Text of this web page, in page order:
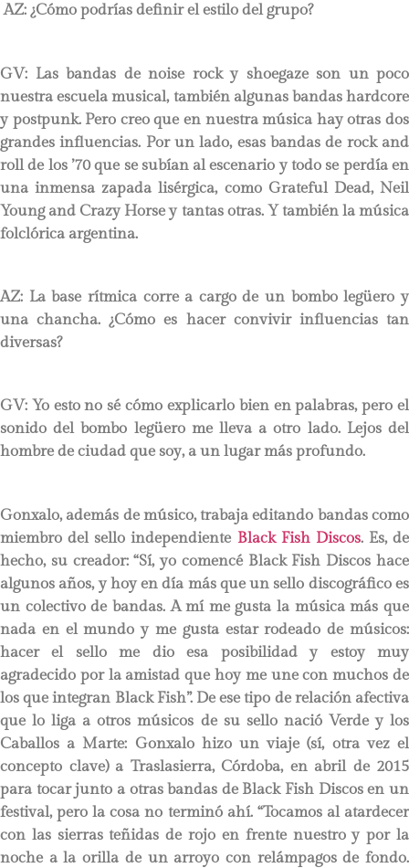
AZ: ¿Cómo podrías definir el estilo del grupo?
GV: Las bandas de noise rock y shoegaze son un poco
nuestra escuela musical, también algunas bandas hardcore
y postpunk. Pero creo que en nuestra música hay otras dos
grandes influencias. Por un lado, esas bandas de rock and
roll de los ’70 que se subían al escenario y todo se perdía en
una inmensa zapada lisérgica, como Grateful Dead, Neil
Young and Crazy Horse y tantas otras. Y también la música
folclórica argentina.
AZ: La base rítmica corre a cargo de un bombo legüero y
una chancha. ¿Cómo es hacer convivir influencias tan
diversas?
GV: Yo esto no sé cómo explicarlo bien en palabras, pero el
sonido del bombo legüero me lleva a otro lado. Lejos del
hombre de ciudad que soy, a un lugar más profundo.
Gonxalo, además de músico, trabaja editando bandas como
miembro del sello independiente Black Fish Discos. Es, de
hecho, su creador: “Sí, yo comencé Black Fish Discos hace
algunos años, y hoy en día más que un sello discográfico es
un colectivo de bandas. A mí me gusta la música más que
nada en el mundo y me gusta estar rodeado de músicos:
hacer el sello me dio esa posibilidad y estoy muy
agradecido por la amistad que hoy me une con muchos de
los que integran Black Fish”. De ese tipo de relación afectiva
que lo liga a otros músicos de su sello nació Verde y los
Caballos a Marte: Gonxalo hizo un viaje (sí, otra vez el
concepto clave) a Traslasierra, Córdoba, en abril de 2015
para tocar junto a otras bandas de Black Fish Discos en un
festival, pero la cosa no terminó ahí. “Tocamos al atardecer
con las sierras teñidas de rojo en frente nuestro y por la
noche a la orilla de un arroyo con relámpagos de fondo.